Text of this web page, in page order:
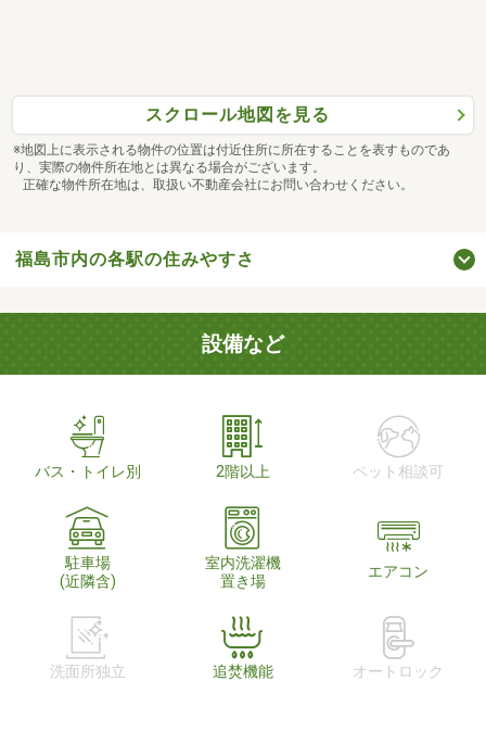
スクロール地図を見る
※地図上に表示される物件の位置は付近住所に所在することを表すものであ
り、実際の物件所在地とは異なる場合がございます。
正確な物件所在地は、取扱い不動産会社にお問い合わせください。
福島市内の各駅の住みやすさ
設備など
バス・トイレ別 2階以上 ペット相談可
駐車場
(近隣含)
室内洗濯機
置き場
エアコン
洗面所独立 追焚機能 オートロック